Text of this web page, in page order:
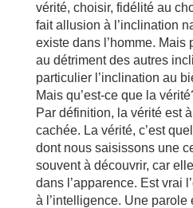
vérité, choisir, fidélité au
fait allusion à l’inclination
existe dans l’homme.
au détriment des autres
particulier l’inclination au
Mais qu’est-ce que la
Par définition, la vérité est
cachée. La vérité, c’est
dont nous saisissons une
souvent à découvrir, car
dans l’apparence. Est vrai
à l’intelligence. Une parole